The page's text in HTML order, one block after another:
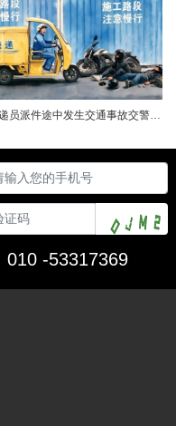
快递员派件途中发生交通事故交警部门认定全责公司赔付93万余元后一纸诉状向快递员全额追偿交通事故全责是否等同于法律上的重大过失用人单位赔付后能否向员工追偿基本案情快递员张某与某服务外包有限公司存在劳动关系。某日，张某派送快递途经施工路段，现场围挡占据大半道路，张某驾驶快递三轮车紧贴施工围挡行驶，在行驶过程中与对向驾驶二轮摩托车的罗某发生碰撞引发事故，致罗某、卢某受伤及车辆受损，卢某伤情严重。交警部门......
010 -53317369